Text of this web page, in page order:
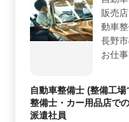
とができます。 ＜
車整備に関する豊富
検、定期点検など、
ク経験者や2級自動車
販売
動車
長野
お仕
検整
換・
ング
自動車整備士 (整備工
整備士・カー用品店で
派遣社員